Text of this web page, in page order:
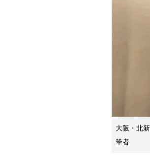
大阪・北
筆者